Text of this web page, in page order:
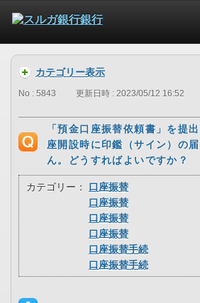
カテゴリー表示
No : 5843 更新日時 : 2023/05/12 16:52
「預金口座振替依頼書」を提
座開設時に印鑑（サイン）の
ん。どうすればよいですか？
カテゴリー：
口座振替
口座振替
口座振替
口座振替
口座振替手続
口座振替手続